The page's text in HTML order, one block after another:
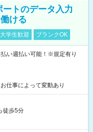
ートのデータ入力
ける
大学生歓迎 ブランクOK
い週払い可能！※規定有り
事によって変動あり
徒歩5分